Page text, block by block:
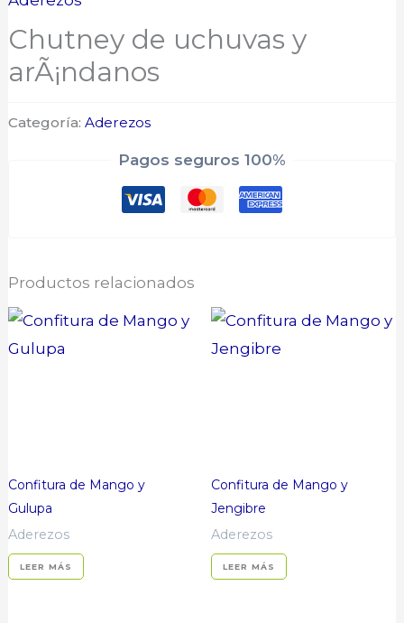
Chutney de uchuvas y
arÃ¡ndanos
Categoría:Aderezos
Pagos seguros 100%
Productos relacionados
Confitura de Mango y
Gulupa
Aderezos
LEER MÁS
Confitura de Mango y
Jengibre
Aderezos
LEER MÁS